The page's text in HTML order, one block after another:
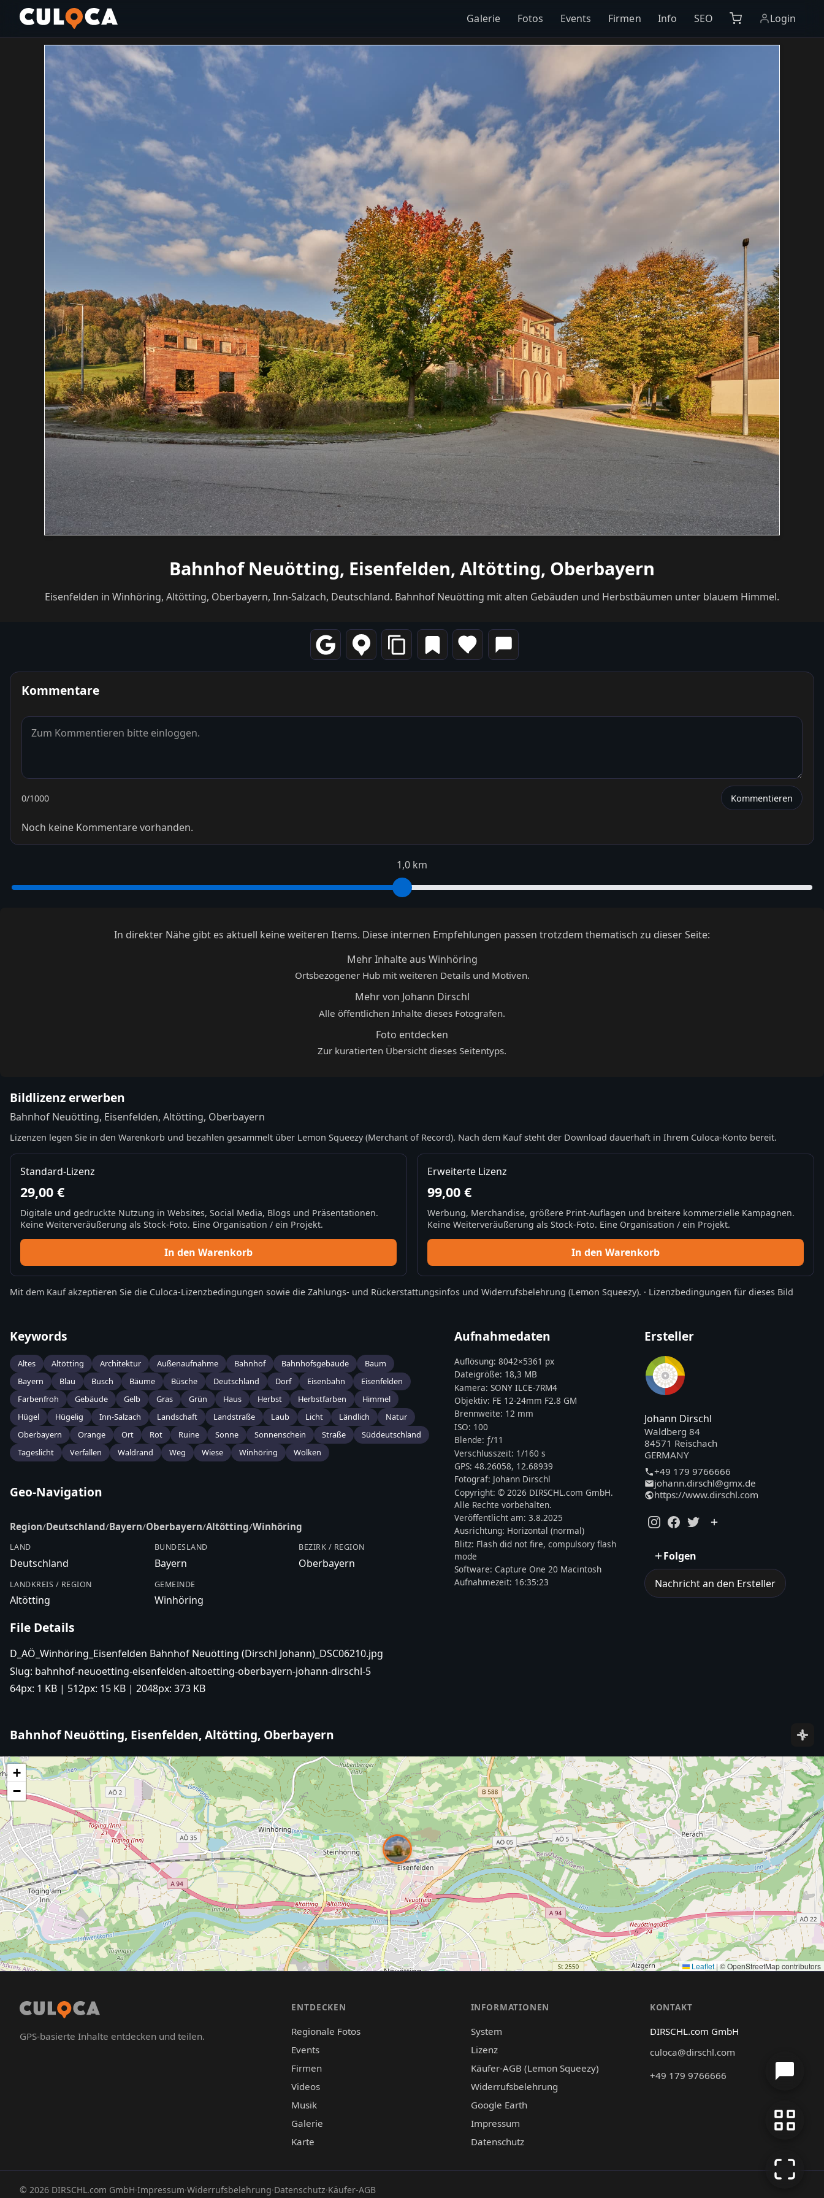
Galerie Fotos Events Firmen Info SEO Login
Bahnhof Neuötting, Eisenfelden, Altötting, Oberbayern
Eisenfelden in Winhöring, Altötting, Oberbayern, Inn-Salzach, Deutschland. Bahnhof Neuötting mit alten Gebäuden und Herbstbäumen unter blauem Himmel.
Kommentare
0/1000 Kommentieren
Noch keine Kommentare vorhanden.
1,0 km
In direkter Nähe gibt es aktuell keine weiteren Items. Diese internen Empfehlungen passen trotzdem thematisch zu dieser Seite:
Mehr Inhalte aus Winhöring
Ortsbezogener Hub mit weiteren Details und Motiven.
Mehr von Johann Dirschl
Alle öffentlichen Inhalte dieses Fotografen.
Foto entdecken
Zur kuratierten Übersicht dieses Seitentyps.
Bildlizenz erwerben
Bahnhof Neuötting, Eisenfelden, Altötting, Oberbayern
Lizenzen legen Sie in den Warenkorb und bezahlen gesammelt über Lemon Squeezy (Merchant of Record). Nach dem Kauf steht der Download dauerhaft in Ihrem Culoca-Konto bereit.
Standard-Lizenz
29,00 €
Digitale und gedruckte Nutzung in Websites, Social Media, Blogs und Präsentationen.
Keine Weiterveräußerung als Stock-Foto. Eine Organisation / ein Projekt.
In den Warenkorb
Erweiterte Lizenz
99,00 €
Werbung, Merchandise, größere Print-Auflagen und breitere kommerzielle Kampagnen.
Keine Weiterveräußerung als Stock-Foto. Eine Organisation / ein Projekt.
In den Warenkorb
Mit dem Kauf akzeptieren Sie die Culoca-Lizenzbedingungen sowie die Zahlungs- und Rückerstattungsinfos und Widerrufsbelehrung (Lemon Squeezy). · Lizenzbedingungen für dieses Bild
Keywords
Altes Altötting Architektur Außenaufnahme Bahnhof Bahnhofsgebäude
Baum
Bayern
Blau Busch Bäume Büsche Deutschland Dorf Eisenbahn
Eisenfelden
Farbenfroh
Gebäude Gelb Gras Grün Haus Herbst Herbstfarben
Himmel
Hügel
Hügelig Inn-Salzach Landschaft Landstraße Laub Licht Ländlich
Natur
Oberbayern
Orange Ort Rot Ruine Sonne Sonnenschein Straße
Süddeutschland
Tageslicht
Verfallen Waldrand Weg Wiese Winhöring Wolken
Geo-Navigation
Region/Deutschland/Bayern/Oberbayern/Altötting/Winhöring
LAND
Deutschland
BUNDESLAND
Bayern
BEZIRK / REGION
Oberbayern
LANDKREIS / REGION
Altötting
GEMEINDE
Winhöring
File Details
D_AÖ_Winhöring_Eisenfelden Bahnhof Neuötting (Dirschl Johann)_DSC06210.jpg
Slug: bahnhof-neuoetting-eisenfelden-altoetting-oberbayern-johann-dirschl-5
64px: 1 KB | 512px: 15 KB | 2048px: 373 KB
Aufnahmedaten
Auflösung:8042×5361 px
Dateigröße: 18,3 MB
Kamera:SONY ILCE-7RM4
Objektiv: FE 12-24mm F2.8 GM
Brennweite: 12 mm
ISO: 100
Blende: ƒ/11
Verschlusszeit: 1/160 s
GPS:48.26058, 12.68939
Fotograf: Johann Dirschl
Copyright:© 2026 DIRSCHL.com GmbH.
Alle Rechte vorbehalten.
Veröffentlicht am:3.8.2025
Ausrichtung: Horizontal (normal)
Blitz: Flash did not fire, compulsory flash
mode
Software:Capture One 20 Macintosh
Aufnahmezeit: 16:35:23
Ersteller
Johann Dirschl
Waldberg 84
84571 Reischach
GERMANY
+49 179 9766666
johann.dirschl@gmx.de
https://www.dirschl.com
Folgen
Nachricht an den Ersteller
Bahnhof Neuötting, Eisenfelden, Altötting, Oberbayern
+
−
Leaflet | © OpenStreetMap contributors
GPS-basierte Inhalte entdecken und teilen.
ENTDECKEN
Regionale Fotos
Events
Firmen
Videos
Musik
Galerie
Karte
INFORMATIONEN
System
Lizenz
Käufer-AGB (Lemon Squeezy)
Widerrufsbelehrung
Google Earth
Impressum
Datenschutz
KONTAKT
DIRSCHL.com GmbH
culoca@dirschl.com
+49 179 9766666
© 2026 DIRSCHL.com GmbH·Impressum·Widerrufsbelehrung·Datenschutz·Käufer-AGB